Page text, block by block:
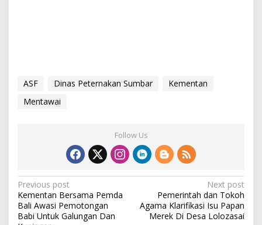
ASF Dinas Peternakan Sumbar
Kementan
Mentawai
Follow Us
P
o
s
Previous post
Kementan Bersama Pemda
Bali Awasi Pemotongan
Babi Untuk Galungan Dan
Next post
Pemerintah dan Tokoh
Agama Klarifikasi Isu Papan
Merek Di Desa Lolozasai